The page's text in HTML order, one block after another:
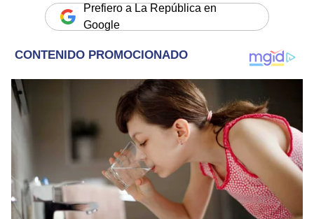
Prefiero a La República en
Google